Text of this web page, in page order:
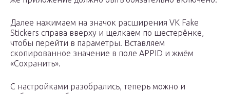
Далее нажимаем на значок расширения VK Fake
Stickers справа вверху и щелкаем по шестерёнке,
чтобы перейти в параметры. Вставляем
скопированное значение в поле APPID и жмём
«Сохранить».
С настройками разобрались, теперь можно и